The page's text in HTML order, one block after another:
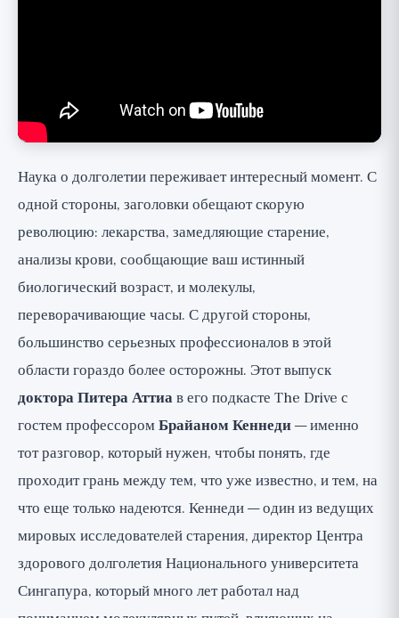
обещанием и доказательствами
Почему стоит посмотреть
Наука о долголетии переживает интересный момент. С
одной стороны, заголовки обещают скорую
революцию: лекарства, замедляющие старение,
анализы крови, сообщающие ваш истинный
биологический возраст, и молекулы,
переворачивающие часы. С другой стороны,
большинство серьезных профессионалов в этой
области гораздо более осторожны. Этот выпуск
доктора Питера Аттиав его подкасте The Drive с
гостем профессоромБрайаном Кеннеди— именно
тот разговор, который нужен, чтобы понять, где
проходит грань между тем, что уже известно, и тем, на
что еще только надеются. Кеннеди — один из ведущих
мировых исследователей старения, директор Центра
здорового долголетия Национального университета
Сингапура, который много лет работал над